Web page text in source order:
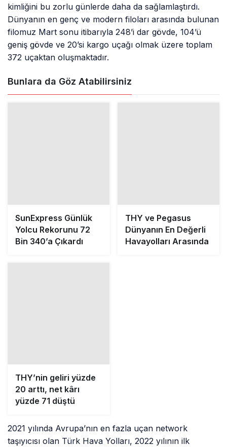
kimliğini bu zorlu günlerde daha da sağlamlaştırdı.
Dünyanın en genç ve modern filoları arasında bulunan
filomuz Mart sonu itibarıyla 248’i dar gövde, 104’ü
geniş gövde ve 20’si kargo uçağı olmak üzere toplam
372 uçaktan oluşmaktadır.
Bunlara da Göz Atabilirsiniz
SunExpress Günlük
Yolcu Rekorunu 72
Bin 340’a Çıkardı
THY ve Pegasus
Dünyanın En Değerli
Havayolları Arasında
THY’nin geliri yüzde
20 arttı, net kârı
yüzde 71 düştü
2021 yılında Avrupa’nın en fazla uçan network
taşıyıcısı olan Türk Hava Yolları, 2022 yılının ilk